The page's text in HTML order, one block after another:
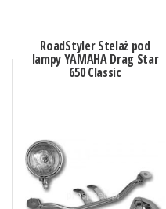
RoadStyler Stelaż pod
lampy YAMAHA Drag Star
650 Classic